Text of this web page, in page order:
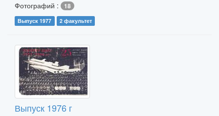
Фотографий :
18
Выпуск 1977 2 факультет
Выпуск 1976 г